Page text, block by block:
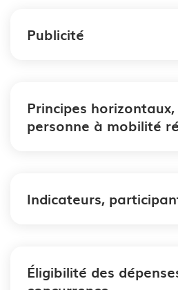
Publicité
Principes horizontaux,
personne à mobilité
Indicateurs,
Éligibilité des